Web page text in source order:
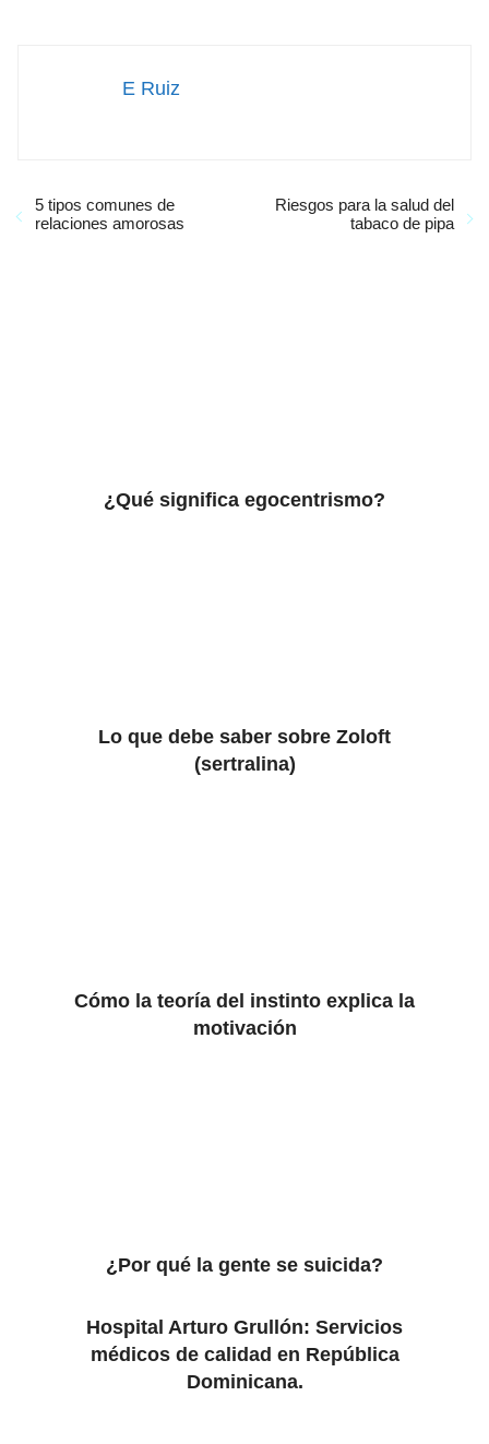
E Ruiz
5 tipos comunes de
relaciones amorosas
Riesgos para la salud del
tabaco de pipa
¿Qué significa egocentrismo?
Lo que debe saber sobre Zoloft
(sertralina)
Cómo la teoría del instinto explica la
motivación
¿Por qué la gente se suicida?
Hospital Arturo Grullón: Servicios
médicos de calidad en República
Dominicana.